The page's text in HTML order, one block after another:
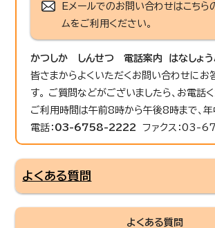
Eメールでのお問い合わせはこちら
ムをご利用ください。
かつしか しんせつ 電話案内 はなしょう
皆さまからよくいただくお問い合わせにお
す。 ご質問などがございましたら、お電話く
ご利用時間は午前8時から午後8時まで、年
電話： 03-6758-2222 ファクス：03-
よくある質問
よくある質問